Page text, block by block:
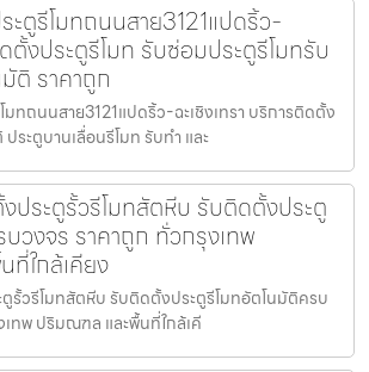
ตูรีโมทถนนสาย3121แปดริ้ว-
ตั้งประตูรีโมท รับซ่อมประตูรีโมทรับ
ติ ราคาถูก
ทถนนสาย3121แปดริ้ว-ฉะเชิงเทรา บริการติดตั้ง
ระตูบานเลื่อนรีโมท รับทำ และ
ประตูรั้วรีโมทสัตหีบ รับติดตั้งประตู
วงจร ราคาถูก ทั่วกรุงเทพ
ใกล้เคียง
รั้วรีโมทสัตหีบ รับติดตั้งประตูรีโมทอัตโนมัติครบ
ทพ ปริมณฑล และพื้นที่ใกล้เคี